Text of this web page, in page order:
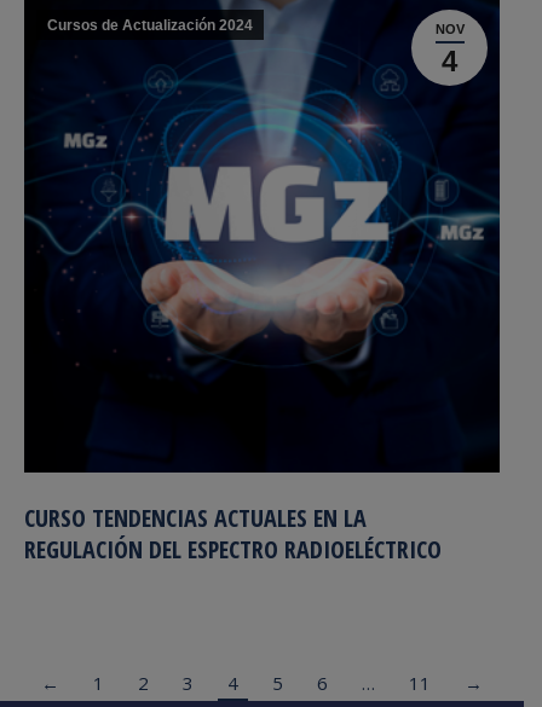
NOV
4
Cursos de Actualización 2024
CURSO TENDENCIAS ACTUALES EN LA
REGULACIÓN DEL ESPECTRO RADIOELÉCTRICO
← 1 2 3 4 5 6 … 11 →